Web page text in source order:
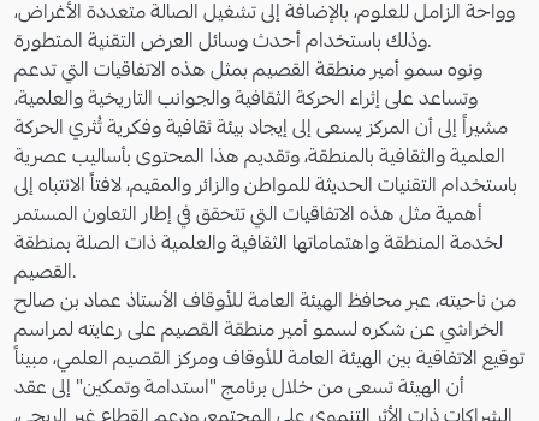
وواحة الزامل للعلوم، بالإضافة إلى تشغيل الصالة متعددة الأغراض،
وذلك باستخدام أحدث وسائل العرض التقنية المتطورة.
ونوه سمو أمير منطقة القصيم بمثل هذه الاتفاقيات التي تدعم
وتساعد على إثراء الحركة الثقافية والجوانب التاريخية والعلمية،
مشيراً إلى أن المركز يسعى إلى إيجاد بيئة ثقافية وفكرية تُثري الحركة
العلمية والثقافية بالمنطقة، وتقديم هذا المحتوى بأساليب عصرية
باستخدام التقنيات الحديثة للمواطن والزائر والمقيم، لافتاً الانتباه إلى
أهمية مثل هذه الاتفاقيات التي تتحقق في إطار التعاون المستمر
لخدمة المنطقة واهتماماتها الثقافية والعلمية ذات الصلة بمنطقة
القصيم.
من ناحيته، عبر محافظ الهيئة العامة للأوقاف الأستاذ عماد بن صالح
الخراشي عن شكره لسمو أمير منطقة القصيم على رعايته لمراسم
توقيع الاتفاقية بين الهيئة العامة للأوقاف ومركز القصيم العلمي، مبيناً
أن الهيئة تسعى من خلال برنامج "استدامة وتمكين" إلى عقد